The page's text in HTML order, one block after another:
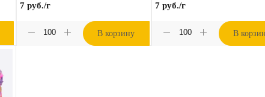
7руб./г
В корзину
7 руб./г
В